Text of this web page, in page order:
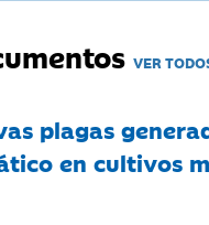
VER
plagas
en cultivos